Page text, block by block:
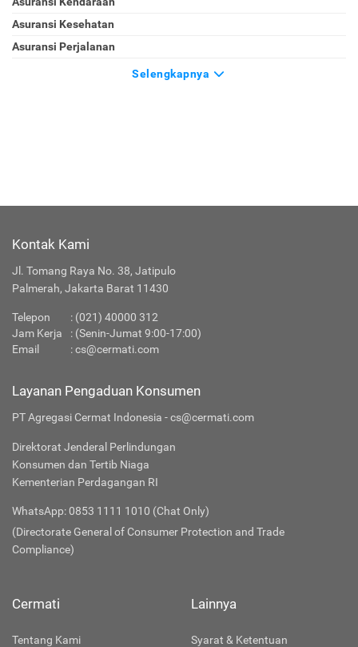
Asuransi Kesehatan
Asuransi Perjalanan
Selengkapnya
Kontak Kami
Jl. Tomang Raya No. 38, Jatipulo
Palmerah, Jakarta Barat 11430
Telepon : (021) 40000 312
Jam Kerja
: (Senin-Jumat 9:00-17:00)
Email
:cs@cermati.com
Layanan Pengaduan Konsumen
PT Agregasi Cermat Indonesia - cs@cermati.com
Direktorat Jenderal Perlindungan
Konsumen dan Tertib Niaga
Kementerian Perdagangan RI
WhatsApp: 0853 1111 1010 (Chat Only)
(Directorate General of Consumer Protection and Trade
Compliance)
Cermati
Tentang Kami
Lainnya
Syarat & Ketentuan